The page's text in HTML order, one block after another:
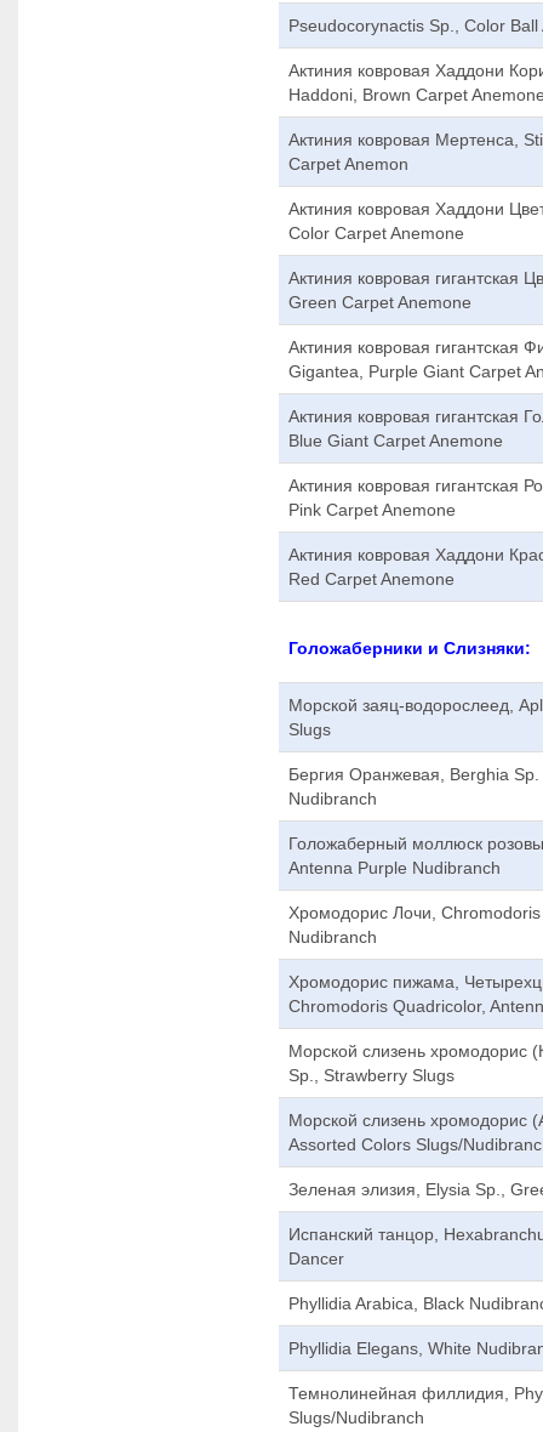
Pseudocorynactis Sp., Color
Актиния ковровая Хаддони
Haddoni, Brown Carpet
Актиния ковровая Мертенса,
Carpet Anemon
Актиния ковровая Хаддони
Color Carpet Anemone
Актиния ковровая гигантская
Green Carpet Anemone
Актиния ковровая гигантская
Gigantea, Purple Giant Carpet
Актиния ковровая гигантская
Blue Giant Carpet Anemone
Актиния ковровая гигантская
Pink Carpet Anemone
Актиния ковровая Хаддони
Red Carpet Anemone
Голожаберники и Слизняки:
Морской заяц-водорослеед,
Slugs
Бергия Оранжевая, Berghia
Nudibranch
Голожаберный моллюск
Antenna Purple Nudibranch
Хромодорис Лочи,
Nudibranch
Хромодорис пижама,
Chromodoris Quadricolor,
Морской слизень хромодорис
Sp., Strawberry Slugs
Морской слизень хромодорис
Assorted Colors Slugs/
Зеленая элизия, Elysia Sp.,
Испанский танцор,
Dancer
Phyllidia Arabica, Black
Phyllidia Elegans, White
Темнолинейная филлидия,
Slugs/Nudibranch